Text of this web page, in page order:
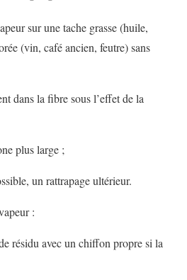
sur une tache grasse (huile,
(vin, café ancien, feutre) sans
dans la fibre sous l’effet de la
plus large ;
un rattrapage ultérieur.
:
résidu avec un chiffon propre si la